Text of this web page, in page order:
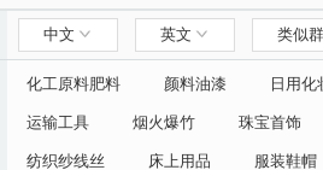
中文 英文 类似
化工原料肥料 颜料油漆 日用化
运输工具 烟火爆竹 珠宝首饰
纺织纱线丝 床上用品 服装鞋帽